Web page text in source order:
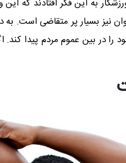
به این فکر افتادند که
نیز بسیار پر متقاضی است. به
در بین عموم مردم پیدا